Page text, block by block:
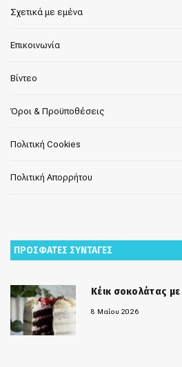
Σχετικά με εμένα
Επικοινωνία
Βίντεο
Όροι & Προϋποθέσεις
Πολιτική Cookies
Πολιτική Απορρήτου
ΠΡΟΣΦΑΤΕΣ ΣΥΝΤΑΓΕΣ
Κέικ σοκολάτας
8 Μαΐου 2026